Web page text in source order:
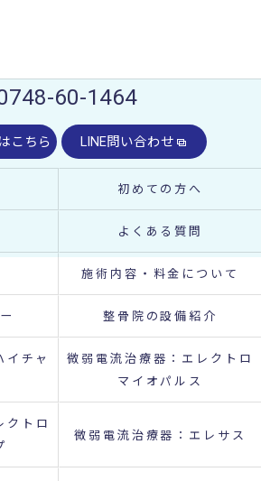
60-1464
こちら LINE問い合わせ
初めての方へ
よくある質問
施術内容・料金について
整骨院の設備紹介
イチャ
微弱電流治療器：エレクトロ
マイオパルス
クトロ
微弱電流治療器：エレサス